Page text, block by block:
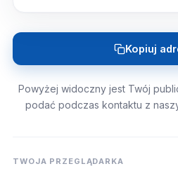
Kopiuj
Powyżej widoczny jest Twój
podać podczas kontaktu z
TWOJA PRZEGLĄDARKA